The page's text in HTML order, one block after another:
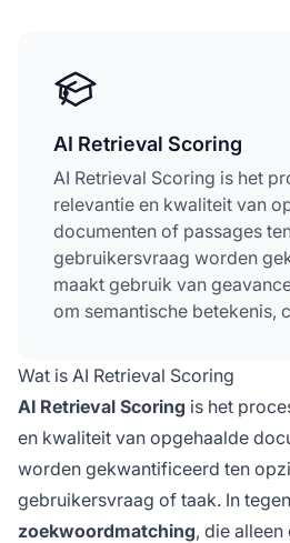
AI Retrieval Scoring
AI Retrieval Scoring is het
relevantie en kwaliteit van
documenten of passages
gebruikersvraag worden
maakt gebruik van
om semantische betekenis,
evalueren, en bepaalt welke
doorgegeven aan
antwoordgeneratie in RAG-
Wat is AI Retrieval Scoring
AI Retrieval Scoring is het
en kwaliteit van opgehaalde
worden gekwantificeerd ten
gebruikersvraag of taak. In
zoekwoordmatching, die